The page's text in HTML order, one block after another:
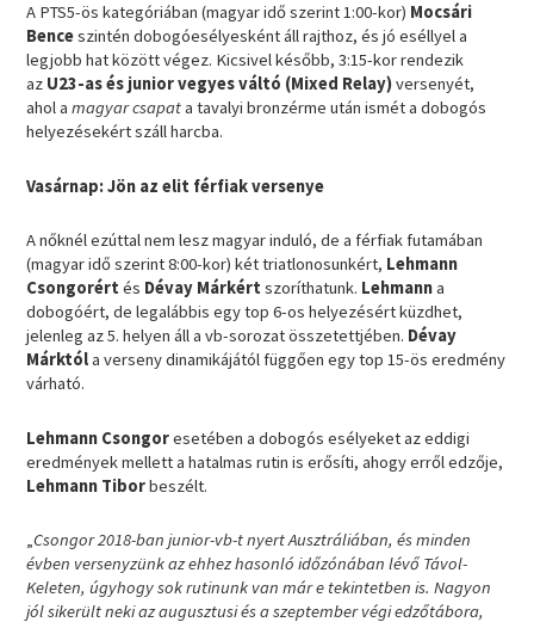
A PTS5-ös kategóriában (magyar idő szerint 1:00-kor) Mocsári
Benceszintén dobogóesélyesként áll rajthoz, és jó eséllyel a
legjobb hat között végez. Kicsivel később, 3:15-kor rendezik
az U23-as és junior vegyes váltó (Mixed Relay)versenyét,
ahol amagyar csapata tavalyi bronzérme után ismét a dobogós
helyezésekért száll harcba.
Vasárnap: Jön az elit férfiak versenye
A nőknél ezúttal nem lesz magyar induló, de a férfiak futamában
(magyar idő szerint 8:00-kor) két triatlonosunkért, Lehmann
Csongorért és Dévay Márkért szoríthatunk. Lehmanna
dobogóért, de legalábbis egy top 6-os helyezésért küzdhet,
jelenleg az 5. helyen áll a vb-sorozat összetettjében. Dévay
Márktóla verseny dinamikájától függően egy top 15-ös eredmény
várható.
Lehmann Csongoresetében a dobogós esélyeket az eddigi
eredmények mellett a hatalmas rutin is erősíti, ahogy erről edzője,
Lehmann Tiborbeszélt.
„Csongor 2018-ban junior-vb-t nyert Ausztráliában, és minden
évben versenyzünk az ehhez hasonló időzónában lévő Távol-
Keleten, úgyhogy sok rutinunk van már e tekintetben is. Nagyon
jól sikerült neki az augusztusi és a szeptember végi edzőtábora,